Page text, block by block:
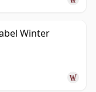
Winter